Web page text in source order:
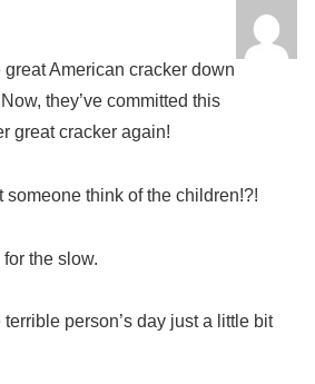
American cracker down
they’ve committed this
great cracker again!
someone think of the children!?!
for the slow.
terrible person’s day just a little bit